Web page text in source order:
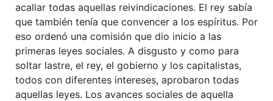
acallar todas aquellas reivindicaciones. El rey sabía
que también tenía que convencer a los espíritus. Por
eso ordenó una comisión que dio inicio a las
primeras leyes sociales. A disgusto y como para
soltar lastre, el rey, el gobierno y los capitalistas,
todos con diferentes intereses, aprobaron todas
aquellas leyes. Los avances sociales de aquella